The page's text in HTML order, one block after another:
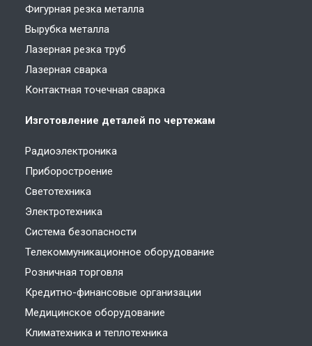
Фигурная резка металла
Вырубка металла
Лазерная резка труб
Лазерная сварка
Контактная точечная сварка
Изготовление деталей по чертежам
Радиоэлектроника
Приборостроение
Светотехника
Электротехника
Система безопасности
Телекоммуникационное оборудование
Розничная торговля
Кредитно-финансовые организации
Медицинское оборудование
Климатехника и теплотехника